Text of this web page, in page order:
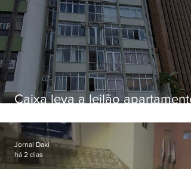
Caixa leva a leilão apartamento
Botafogo
Jornal Daki
há 2 dias